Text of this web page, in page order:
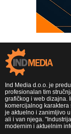
Ind Media d.o.o. je
profesionalan tim
grafičkog i web dizajna.
komercijalnog
je aktuelno i zanimljivo
ali i van njega.
modernim i aktuelnim